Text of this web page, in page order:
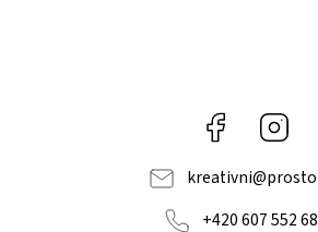
Facebook
kreativni@
+420 607 552